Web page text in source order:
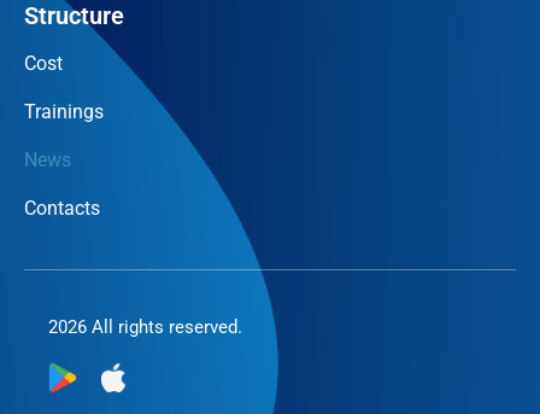
Structure
Cost
Trainings
News
Contacts
2026 All rights reserved.